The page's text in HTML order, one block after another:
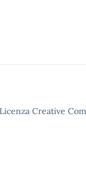
Creative